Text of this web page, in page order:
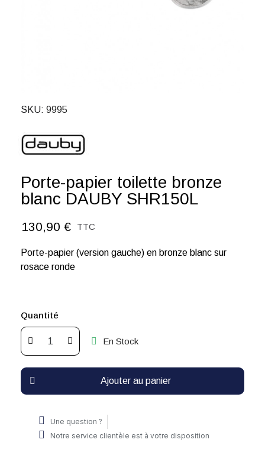
SKU 9995
Porte-papier toilette bronze
blanc DAUBY SHR150L
130,90 € TTC
Porte-papier (version gauche) en bronze blanc sur
rosace ronde
Quantité
En Stock
Ajouter au panier
Une question ?
Notre service clientèle est à votre disposition